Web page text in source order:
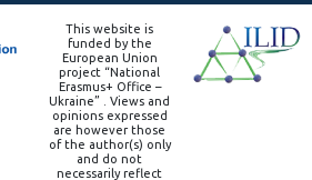
This website is
funded by the
European Union
project “National
Erasmus+ Office –
Ukraine” . Views and
opinions expressed
are however those
of the author(s) only
and do not
necessarily reflect